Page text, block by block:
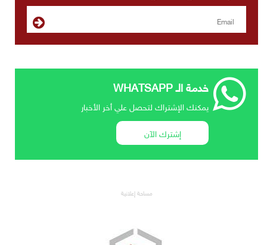
خدمة الـ WHATSAPP
يمكنك الإشتراك لتحصل علي أخر الأخبار
إشترك الآن
مساحة إعلانية